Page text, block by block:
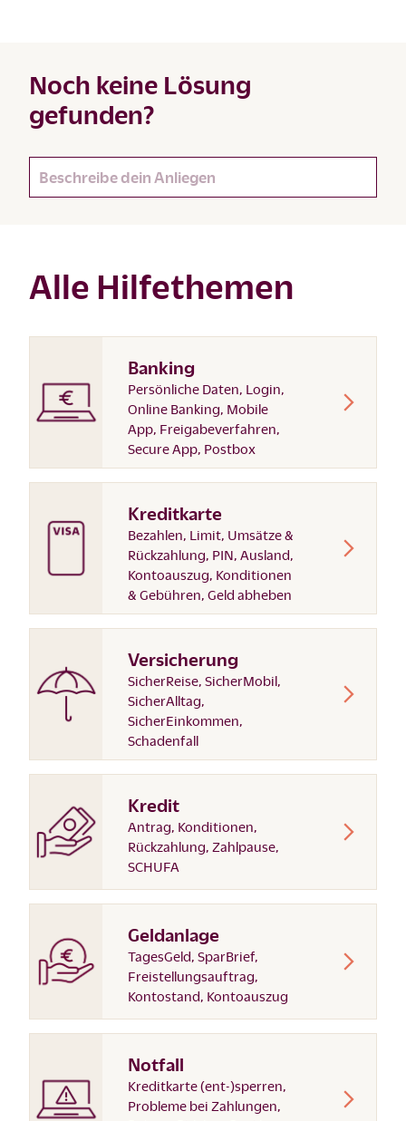
Noch keine Lösung
gefunden?
Alle Hilfethemen
Banking
Persönliche Daten, Login,
Online Banking, Mobile
App, Freigabeverfahren,
Secure App, Postbox
Kreditkarte
Bezahlen, Limit, Umsätze &
Rückzahlung, PIN, Ausland,
Kontoauszug, Konditionen
& Gebühren, Geld abheben
Versicherung
SicherReise, SicherMobil,
SicherAlltag,
SicherEinkommen,
Schadenfall
Kredit
Antrag, Konditionen,
Rückzahlung, Zahlpause,
SCHUFA
Geldanlage
TagesGeld, SparBrief,
Freistellungsauftrag,
Kontostand, Kontoauszug
Notfall
Kreditkarte (ent-)sperren,
Probleme bei Zahlungen,